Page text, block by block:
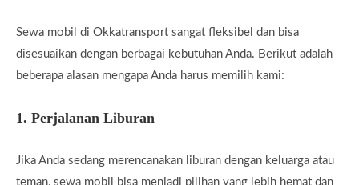
Sewa mobil di Okkatransport sangat fleksibel dan bisa
disesuaikan dengan berbagai kebutuhan Anda. Berikut adalah
beberapa alasan mengapa Anda harus memilih kami:
1. Perjalanan Liburan
Jika Anda sedang merencanakan liburan dengan keluarga atau
teman, sewa mobil bisa menjadi pilihan yang lebih hemat dan